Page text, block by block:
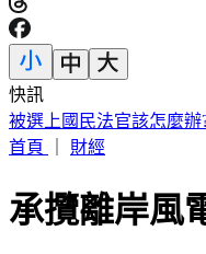
快訊
拜票突遭恐怖攻擊！台
首頁
財經
承攬離岸風